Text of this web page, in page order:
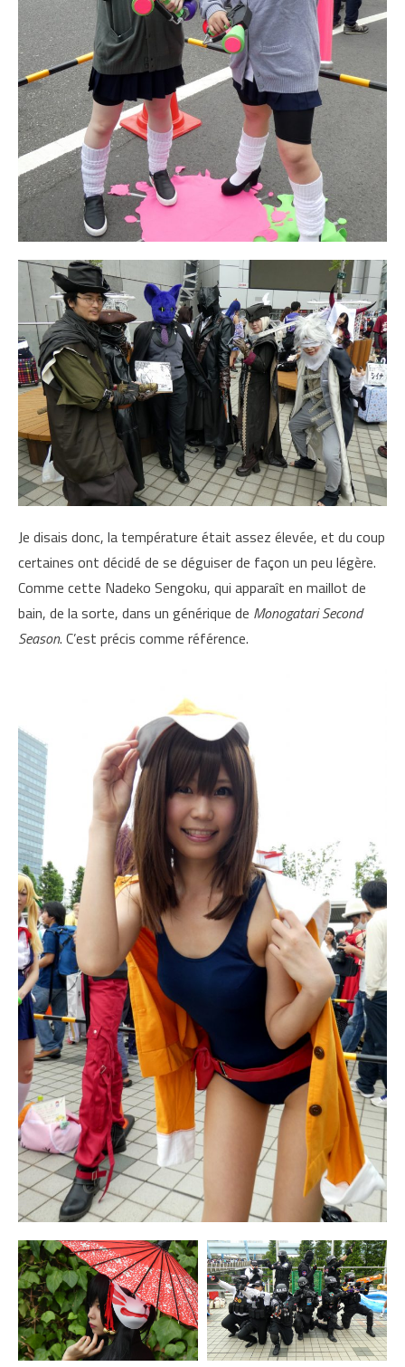
Je disais donc, la température était assez élevée, et du coup
certaines ont décidé de se déguiser de façon un peu légère.
Comme cette Nadeko Sengoku, qui apparaît en maillot de
bain, de la sorte, dans un générique de Monogatari Second
Season. C’est précis comme référence.